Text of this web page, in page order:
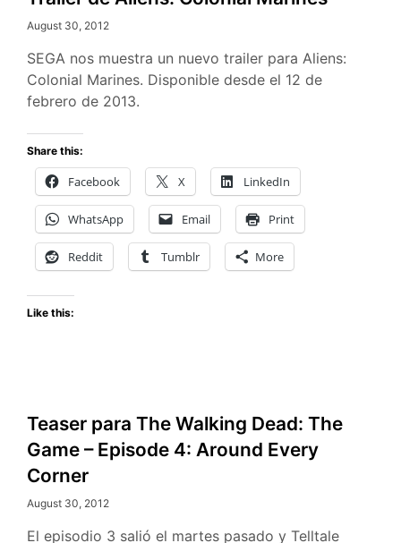
August 30, 2012
SEGA nos muestra un nuevo trailer para Aliens:
Colonial Marines. Disponible desde el 12 de
febrero de 2013.
Share this:
Facebook X LinkedIn
WhatsApp Email Print
Reddit Tumblr More
Like this:
Teaser para The Walking Dead: The
Game – Episode 4: Around Every
Corner
August 30, 2012
El episodio 3 salió el martes pasado y Telltale